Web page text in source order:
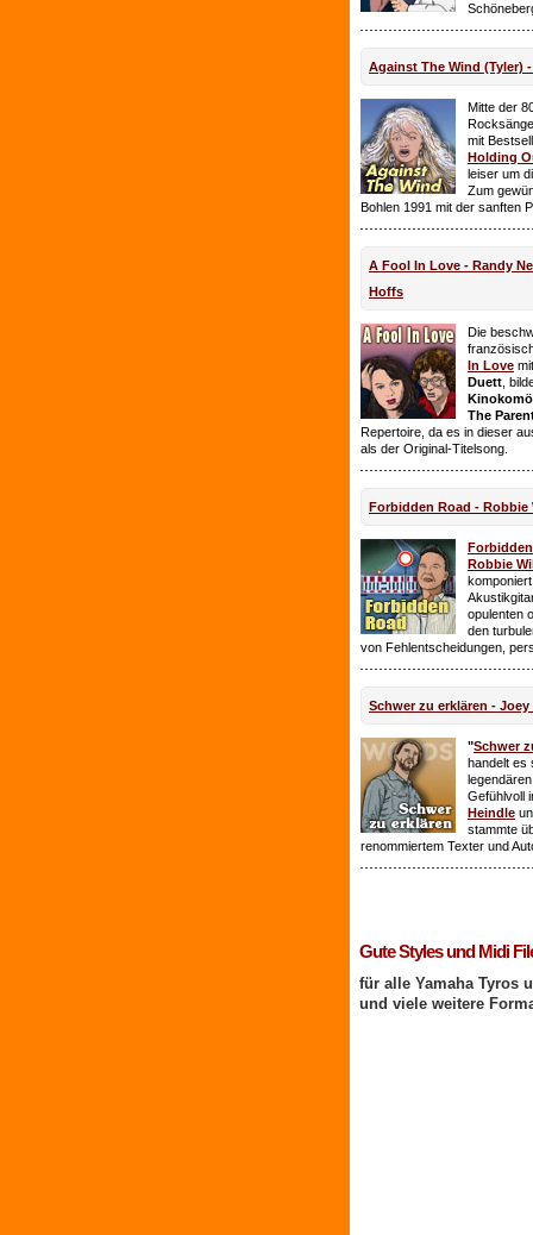
Against The Wind (Tyler)
Mitte der
mit
Holding
leiser um
Zum
Bohlen 1991 mit der sanften
A Fool In Love - Randy
Hoffs
Die
In Love
Duett ,
The
Repertoire, da es in dieser
als der Original-Titelsong.
Forbidden Road - Robbie
Robbie
opulenten
den
von Fehlentscheidungen,
Schwer zu erklären - Joey
"Schwer
handelt es
Gefühlvoll
Heindle
stammte
renommiertem Texter und
Gute Styles und Midi
für alle Yamaha Tyros
und viele weitere